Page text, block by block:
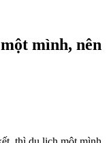
mình, nên